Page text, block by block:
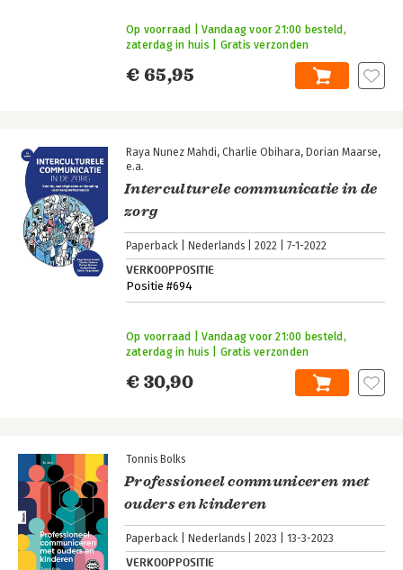
€ 65,95
Op voorraad | Vandaag voor 21:00 besteld,
zaterdag in huis | Gratis verzonden
Raya Nunez Mahdi Charlie Obihara Dorian Maarse
e.a.
Interculturele communicatie in de
zorg
Paperback Nederlands 2022 7-1-2022
VERKOOPPOSITIE
Positie #694
€ 30,90
Op voorraad | Vandaag voor 21:00 besteld,
zaterdag in huis | Gratis verzonden
Tonnis Bolks
Professioneel communiceren met
ouders en kinderen
Paperback Nederlands 2023 13-3-2023
VERKOOPPOSITIE